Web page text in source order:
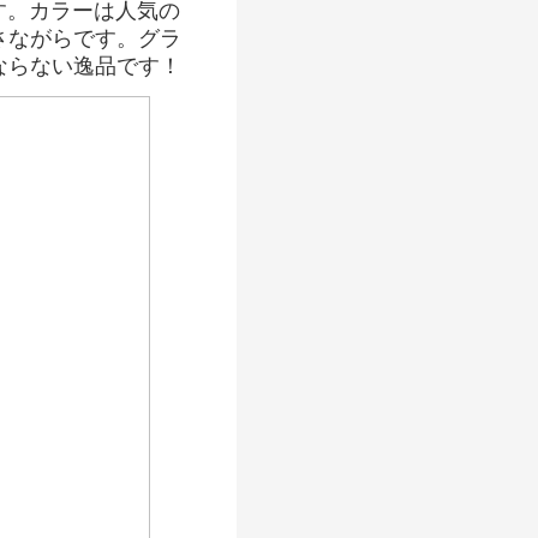
カラーは人気の
がらです。グラ
ない逸品です！